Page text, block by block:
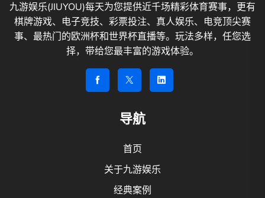
九游娱乐(JIUYOU)每天为您提供近千场精彩体育赛事，更有
棋牌游戏、电子竞技、彩票投注、真人娱乐、电竞顶尖赛
事、最热门的欧洲杯和世界杯直播等。玩法多样，任您选
择，带给您最丰富的游戏体验。
导航
首页
关于九游娱乐
经典案例